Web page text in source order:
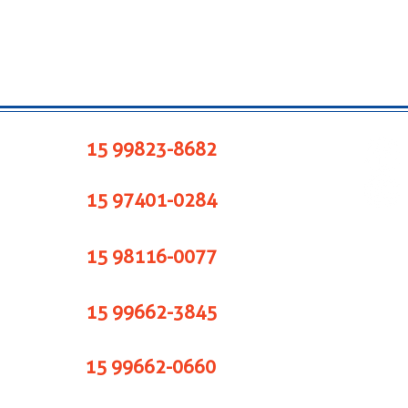
15 99823-8682
15 97401-0284
15 98116-0077
15 99662-3845
15 99662-0660